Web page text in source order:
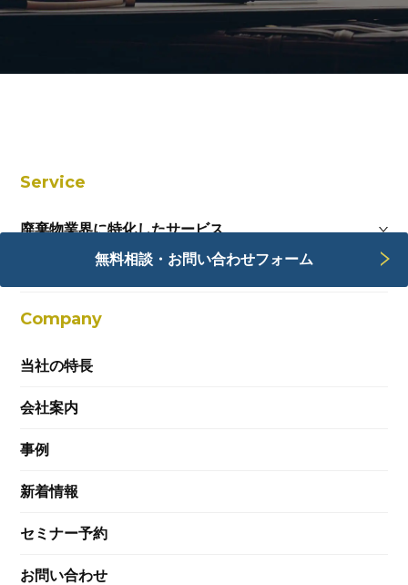
無料相談・お問い合わせフォーム
Service
廃棄物業界に特化したサービス
Webサービス
Company
当社の特長
会社案内
事例
新着情報
セミナー予約
お問い合わせ